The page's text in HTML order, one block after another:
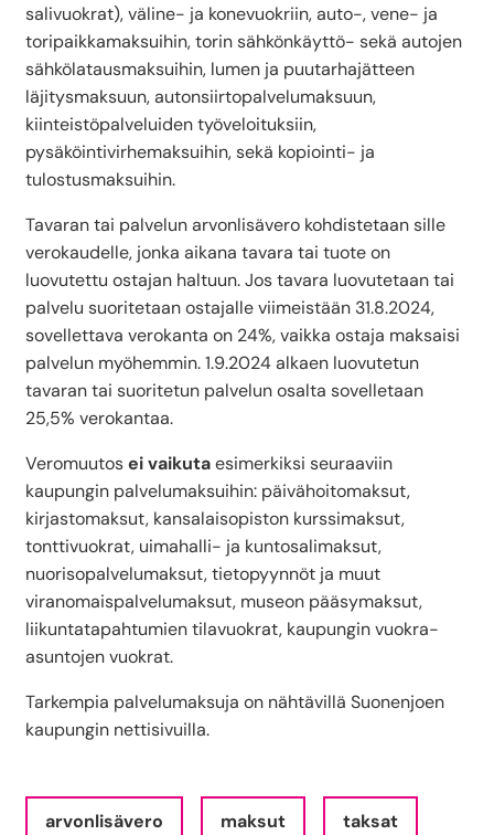
salivuokrat), väline- ja konevuokriin, auto-, vene- ja
toripaikkamaksuihin, torin sähkönkäyttö- sekä autojen
sähkölatausmaksuihin, lumen ja puutarhajätteen
läjitysmaksuun, autonsiirtopalvelumaksuun,
kiinteistöpalveluiden työveloituksiin,
pysäköintivirhemaksuihin, sekä kopiointi- ja
tulostusmaksuihin.
Tavaran tai palvelun arvonlisävero kohdistetaan sille
verokaudelle, jonka aikana tavara tai tuote on
luovutettu ostajan haltuun. Jos tavara luovutetaan tai
palvelu suoritetaan ostajalle viimeistään 31.8.2024,
sovellettava verokanta on 24%, vaikka ostaja maksaisi
palvelun myöhemmin. 1.9.2024 alkaen luovutetun
tavaran tai suoritetun palvelun osalta sovelletaan
25,5% verokantaa.
Veromuutosei vaikutaesimerkiksi seuraaviin
kaupungin palvelumaksuihin: päivähoitomaksut,
kirjastomaksut, kansalaisopiston kurssimaksut,
tonttivuokrat, uimahalli- ja kuntosalimaksut,
nuorisopalvelumaksut, tietopyynnöt ja muut
viranomaispalvelumaksut, museon pääsymaksut,
liikuntatapahtumien tilavuokrat, kaupungin vuokra-
asuntojen vuokrat.
Tarkempia palvelumaksuja on nähtävillä Suonenjoen
kaupungin nettisivuilla.
arvonlisävero maksut taksat